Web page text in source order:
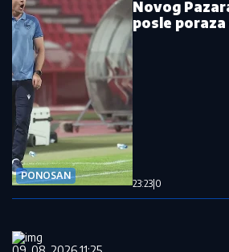
PONOSAN
Novog
posle poraza
23:23 0